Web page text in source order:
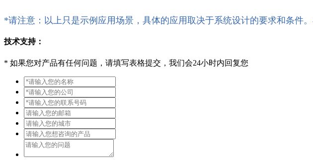
*请注意：以上只是示例应用场景，具体的应用取决于系统设计的要求和条件
技术支持：
* 如果您对产品有任何问题，请填写表格提交，我们会24小时内回复您